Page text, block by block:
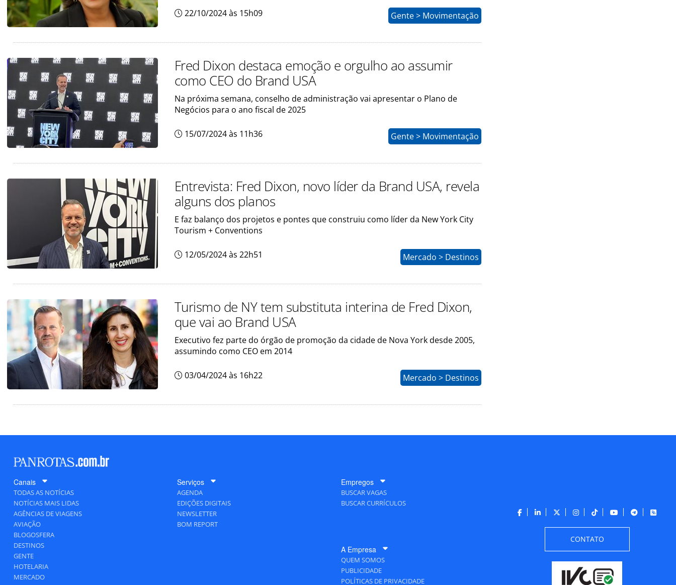
22/10/2024 às 15h09 Gente > Movimentação
Fred Dixon destaca emoção e orgulho ao assumir
como CEO do Brand USA
Na próxima semana, conselho de administração vai apresentar o Plano de
Negócios para o ano fiscal de 2025
15/07/2024 às 11h36 Gente > Movimentação
Entrevista: Fred Dixon, novo líder da Brand USA, revela
alguns dos planos
E faz balanço dos projetos e pontes que construiu como líder da New York City
Tourism + Conventions
12/05/2024 às 22h51 Mercado > Destinos
Turismo de NY tem substituta interina de Fred Dixon,
que vai ao Brand USA
Executivo fez parte do órgão de promoção da cidade de Nova York desde 2005,
assumindo como CEO em 2014
03/04/2024 às 16h22 Mercado > Destinos
Canais
TODAS AS NOTÍCIAS
NOTÍCIAS MAIS LIDAS
AGÊNCIAS DE VIAGENS
AVIAÇÃO
BLOGOSFERA
DESTINOS
GENTE
HOTELARIA
MERCADO
Serviços
AGENDA
EDIÇÕES DIGITAIS
NEWSLETTER
BOM REPORT
Empregos
BUSCAR VAGAS
BUSCAR CURRÍCULOS
A Empresa
QUEM SOMOS
PUBLICIDADE
POLÍTICAS DE PRIVACIDADE
CONTATO